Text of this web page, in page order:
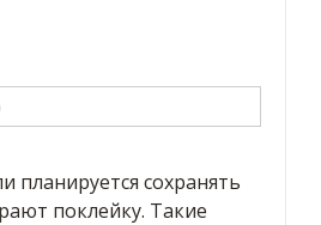
планируется сохранять
поклейку. Такие